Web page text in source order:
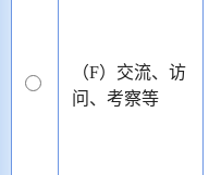
（F）交流、访
问、考察等